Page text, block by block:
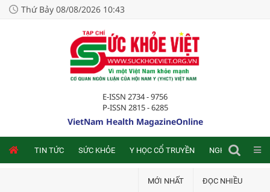
Thứ Bảy 08/08/2026 10:43
E-ISSN 2734 - 9756
P-ISSN 2815 - 6285
VietNam Health MagazineOnline
TIN TỨC SỨC KHỎE Y HỌC CỔ TRUYỀN NGHIÊN CỨU
MỚI NHẤT ĐỌC NHIỀU